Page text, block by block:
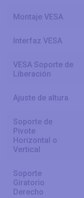
Montaje VESA
Interfaz VESA
VESA Soporte de
Liberación
Ajuste de altura
Soporte de
Pivote
Horizontal o
Vertical
Soporte
Giratorio
Derecho